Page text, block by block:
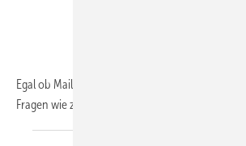
Egal ob Mailings, Anzeigen, TV- oder Radio-Spot
Fragen wiez.B...